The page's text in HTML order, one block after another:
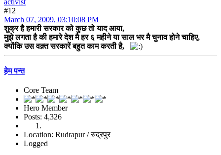
activist
#12
March 07, 2009, 03:10:08 PM
शुक्र है हमारी सरकार को कुछ तो याद आया,
मुझे लगता है की हमारे देश मै हर ६ महीने या साल भर मै चुनाव होने चाहिए,
क्योंकि उस वक़्त सरकारें बहुत काम करती है,
हेम पन्त
Core Team
Hero Member
Posts: 4,326
Location: Rudrapur / रुद्रपुर
Logged